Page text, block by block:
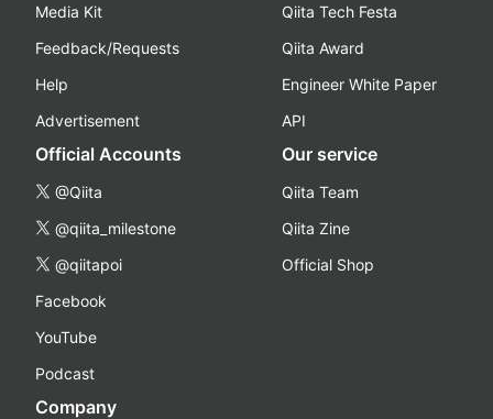
Media Kit
Feedback/Requests
Help
Advertisement
Qiita Tech Festa
Qiita Award
Engineer White Paper
API
Official Accounts
@Qiita
@qiita_milestone
@qiitapoi
Facebook
YouTube
Podcast
Our service
Qiita Team
Qiita Zine
Official Shop
Company